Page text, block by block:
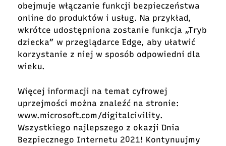
obejmuje włączanie funkcji bezpieczeństwa
online do produktów i usług. Na przykład,
wkrótce udostępniona zostanie funkcja „Tryb
dziecka” w przeglądarce Edge, aby ułatwić
korzystanie z niej w sposób odpowiedni dla
wieku.
Więcej informacji na temat cyfrowej
uprzejmości można znaleźć na stronie:
www.microsoft.com/digitalcivility.
Wszystkiego najlepszego z okazji Dnia
Bezpiecznego Internetu 2021! Kontynuujmy